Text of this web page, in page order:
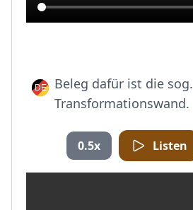
Beleg dafür ist die sog.
Transformationswand.
0.5x Listen